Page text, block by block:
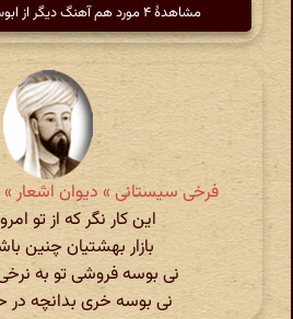
مشاهدهٔ ۴ مورد هم آهنگ دیگر از ابوسعید ابوالخیر
فرخی سیستانی » دیوان اشعار »
این کار نگر که از تو
بازار بهشتیان چنین
نی بوسه فروشی تو به
نی بوسه خری بدانچه